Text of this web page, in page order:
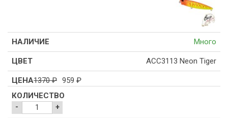
Много
ACC3113 Neon Tiger
1370₽ 959 ₽
- +